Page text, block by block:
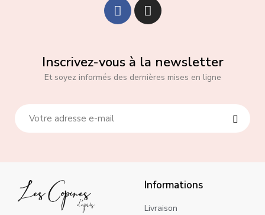
Inscrivez-vous à la newsletter
Et soyez informés des dernières mises en ligne
Informations
Livraison